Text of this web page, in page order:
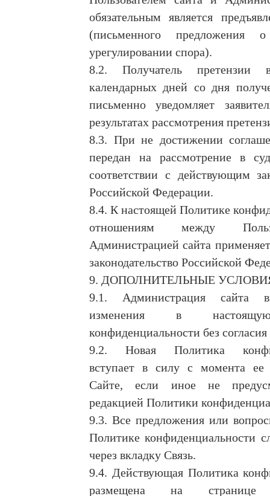
обязательным является
(письменного предложения о
урегулировании спора).
8.2. Получатель претензии
календарных дней со дня
письменно уведомляет
результатах рассмотрения
8.3. При не достижении
передан на рассмотрение в
соответствии с действующим
Российской Федерации.
8.4. К настоящей Политике
отношениям между
Администрацией сайта
законодательство Российской
9. ДОПОЛНИТЕЛЬНЫЕ
9.1. Администрация сайта
изменения в
конфиденциальности без согласия
9.2. Новая Политика
вступает в силу с момента ее
Сайте, если иное не
редакцией Политики
9.3. Все предложения или
Политике конфиденциальности
через вкладку Связь.
9.4. Действующая Политика
размещена на